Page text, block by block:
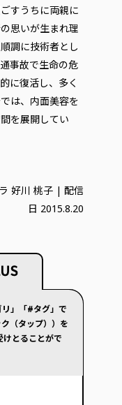
すうちに両親に
思いが生まれ理
調に技術者とし
事故で生命の危
に復活し、多く
は、内面美容を
を展開してい
好川 桃子 | 配信
日 2015.8.20
」「#タグ」で
（タップ））を
とることがで